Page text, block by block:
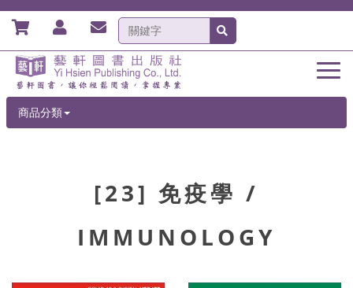
商品分類
[23] 免疫學 /
IMMUNOLOGY